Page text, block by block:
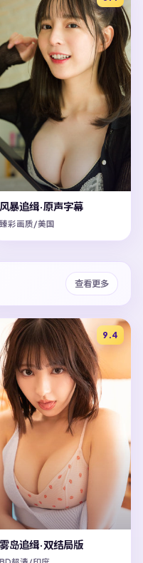
风暴追缉·原声字幕
臻彩画质/美国
查看更多
9.4
雾岛追缉·双结局版